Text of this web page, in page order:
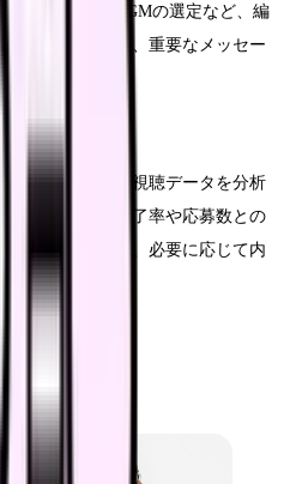
ップの挿入、BGMの選定など、編
の興味を維持し、重要なメッセー
す。
には、公開後の視聴データを分析
要です。視聴完了率や応募数との
て効果を検証し、必要に応じて内